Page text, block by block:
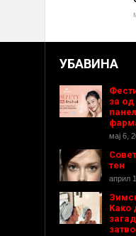
УБАВИНА
за од
мај 6,
тен
април
Како